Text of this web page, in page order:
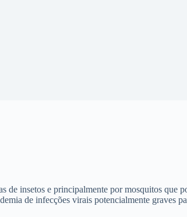
de insetos e principalmente por mosquitos que
de infecções virais potencialmente graves